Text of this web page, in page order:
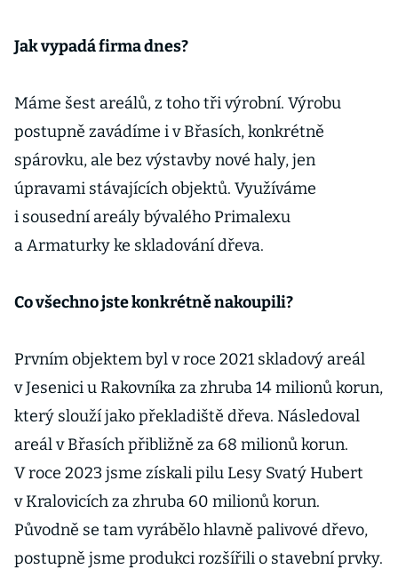
Jak vypadá firma dnes?
Máme šest areálů, z toho tři výrobní. Výrobu
postupně zavádíme i v Břasích, konkrétně
spárovku, ale bez výstavby nové haly, jen
úpravami stávajících objektů. Využíváme
i sousední areály bývalého Primalexu
a Armaturky ke skladování dřeva.
Co všechno jste konkrétně nakoupili?
Prvním objektem byl v roce 2021 skladový areál
v Jesenici u Rakovníka za zhruba 14 milionů korun,
který slouží jako překladiště dřeva. Následoval
areál v Břasích přibližně za 68 milionů korun.
V roce 2023 jsme získali pilu Lesy Svatý Hubert
v Kralovicích za zhruba 60 milionů korun.
Původně se tam vyrábělo hlavně palivové dřevo,
postupně jsme produkci rozšířili o stavební prvky.